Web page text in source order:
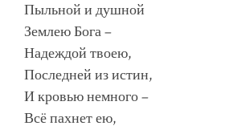
Пыльной и душной
Землею Бога –
Надеждой твоею,
Последней из истин,
И кровью немного –
Всё пахнет ею,